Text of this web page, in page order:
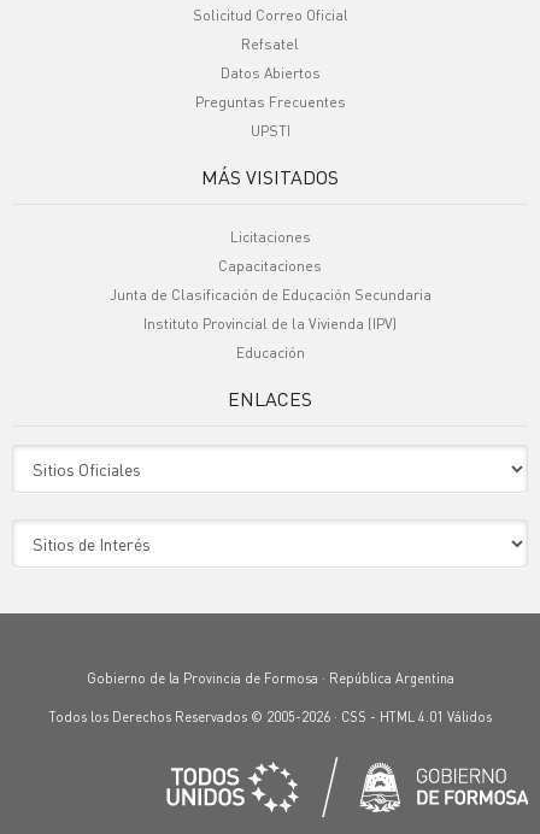
Solicitud Correo Oficial
Refsatel
Datos Abiertos
Preguntas Frecuentes
UPSTI
MÁS VISITADOS
Licitaciones
Capacitaciones
Junta de Clasificación de Educación Secundaria
Instituto Provincial de la Vivienda (IPV)
Educación
ENLACES
Gobierno de la Provincia de Formosa · República Argentina
Todos los Derechos Reservados © 2005-2026 · CSS - HTML 4.01 Válidos